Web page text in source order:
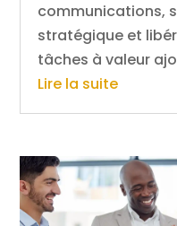
communications,
stratégique et
tâches à valeur
Lire la suite